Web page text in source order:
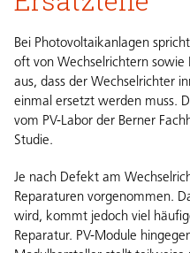
Bei Photovoltaikanlagen
oft von Wechselrichtern sowie
aus, dass der Wechselrichter
einmal ersetzt werden muss.
vom PV-Labor der Berner
Studie.
Je nach Defekt am
Reparaturen vorgenommen.
wird, kommt jedoch viel
Reparatur. PV-Module